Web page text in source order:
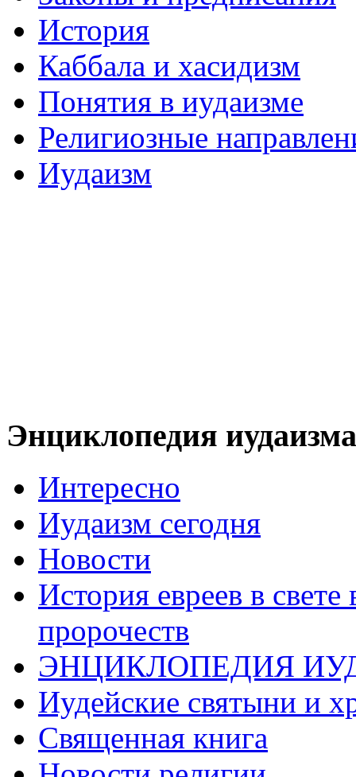
История
Каббала и хасидизм
Понятия в иудаизме
Религиозные
Иудаизм
Энциклопедия иудаизма
Интересно
Иудаизм сегодня
Новости
История евреев в
пророчеств
ЭНЦИКЛОПЕДИЯ
Иудейские святыни и
Священная книга